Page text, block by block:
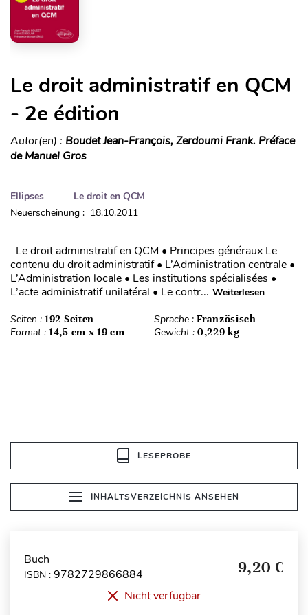
Le droit administratif en QCM
- 2e édition
Autor(en) : Boudet Jean-François, Zerdoumi Frank. Préface
de Manuel Gros
Ellipses
Le droit en QCM
Neuerscheinung : 18.10.2011
Le droit administratif en QCM • Principes généraux Le
contenu du droit administratif • L’Administration centrale •
L’Administration locale • Les institutions spécialisées •
L’acte administratif unilatéral • Le contr... Weiterlesen
Seiten : 192 Seiten Sprache : Französisch
Format : 14,5 cm x 19 cm Gewicht : 0,229 kg
LESEPROBE
INHALTSVERZEICHNIS ANSEHEN
Buch
ISBN : 9782729866884 9,20 €
Nicht verfügbar